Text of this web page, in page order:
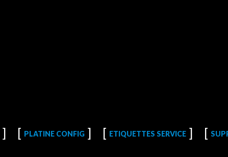
PLATINE CONFIG ETIQUETTES SERVICE